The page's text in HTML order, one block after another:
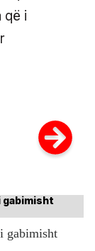
që i
gabimisht